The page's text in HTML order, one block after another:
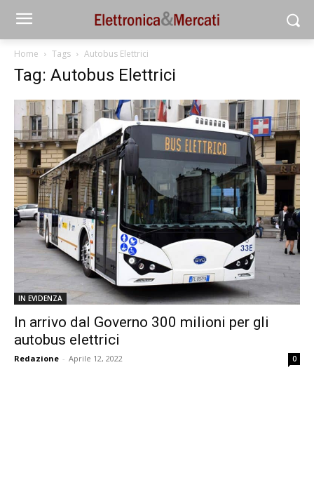
Home Tags Autobus Elettrici
Tag: Autobus Elettrici
IN EVIDENZA
In arrivo dal Governo 300 milioni per gli
autobus elettrici
Redazione - Aprile 12, 2022 0